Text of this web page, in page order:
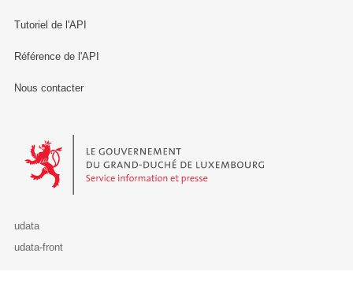
Tutoriel de l'API
Référence de l'API
Nous contacter
Le Gouvernement du Grand-Duché de Luxembourg - Service
udata
udata-front